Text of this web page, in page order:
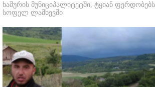
ხაშურის მუნიციპალიტეტში, ტყიან
სოფელ ლაშხევში